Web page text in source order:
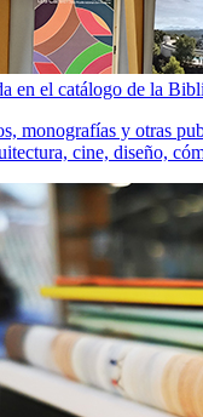
en el catálogo de la
monografías y otras
cine, diseño,